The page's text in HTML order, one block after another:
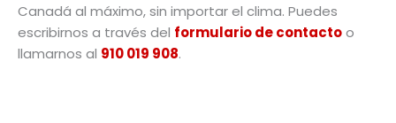
Canadá al máximo, sin importar el clima. Puedes
escribirnos a través del formulario de contactoo
llamarnos al 910 019 908.